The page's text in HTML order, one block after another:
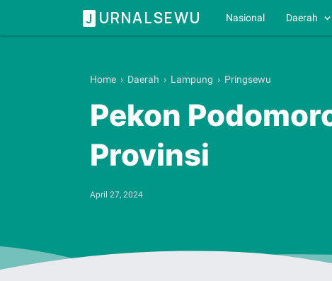
J URNALSEWU Nasional Daerah
Home › Daerah › Lampung › Pringsewu
Pekon
Provinsi
April 27, 2024